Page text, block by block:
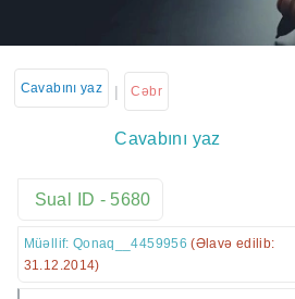
Cavabını yaz | Cəbr
Cavabını yaz
Sual ID - 5680
Müəllif: Qonaq__4459956(Əlavə edilib:
31.12.2014)